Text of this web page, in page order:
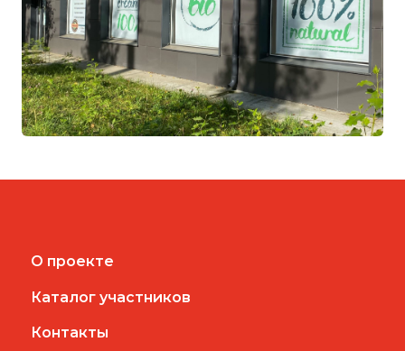
О проекте
Каталог участников
Контакты